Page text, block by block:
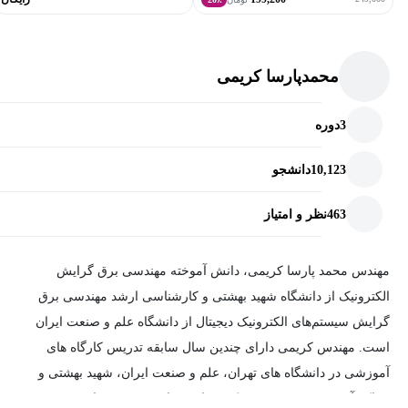
محمدپارسا کریمی
3دوره
10,123دانشجو
463نظر و امتیاز
مهندس محمد پارسا کریمی‌، دانش آموخته مهندسی برق گرایش
الکترونیک از دانشگاه شهید بهشتی و کارشناسی ارشد مهندسی برق
گرایش سیستم‌های الکترونیک دیجیتال از دانشگاه علم و صنعت ایران
است. مهندس کریمی دارای چندین سال سابقه تدریس کارگاه های
آموزشی در دانشگاه های تهران، علم و صنعت ایران، شهید بهشتی و